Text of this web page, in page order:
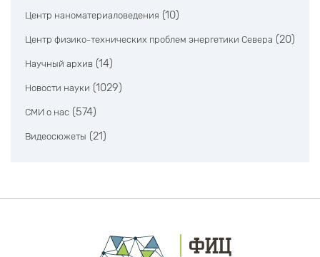
Центр наноматериаловедения (10)
Центр физико-технических проблем энергетики Севера (20)
Научный архив (14)
Новости науки (1029)
СМИ о нас (574)
Видеосюжеты (21)